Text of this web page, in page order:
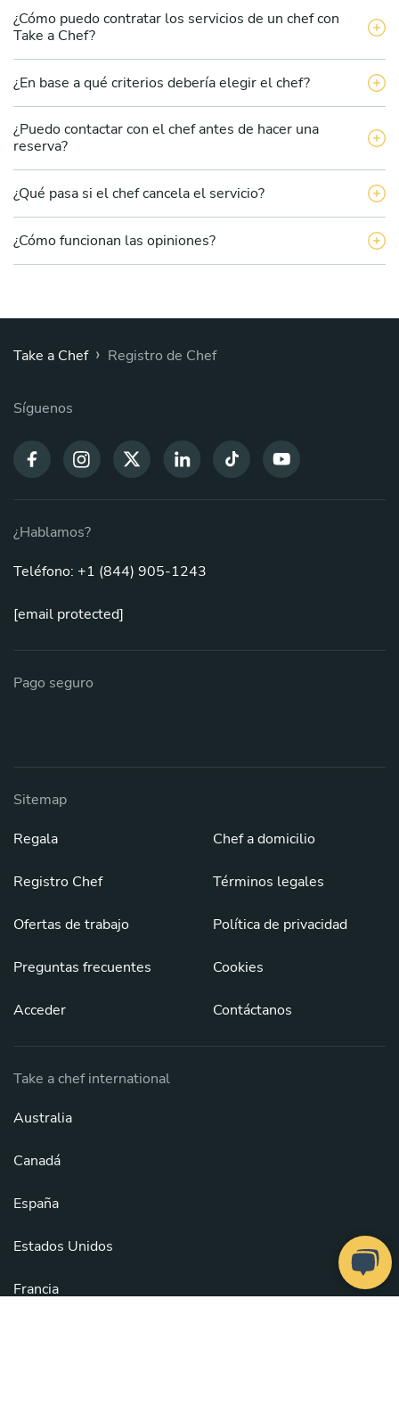
¿Cómo puedo contratar los servicios de un chef con
Take a Chef?
¿En base a qué criterios debería elegir el chef?
¿Puedo contactar con el chef antes de hacer una
reserva?
¿Qué pasa si el chef cancela el servicio?
¿Cómo funcionan las opiniones?
Take a Chef › Registro de Chef
Síguenos
¿Hablamos?
Teléfono: +1 (844) 905-1243
[email protected]
Pago seguro
Sitemap
Regala
Registro Chef
Ofertas de trabajo
Preguntas frecuentes
Acceder
Chef a domicilio
Términos legales
Política de privacidad
Cookies
Contáctanos
Take a chef international
Australia
Canadá
España
Estados Unidos
Francia